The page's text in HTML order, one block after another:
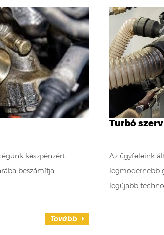
készpénzért
beszámítja!
Tovább
Turbó
Az ügyfeleink
legmodernebb
legújabb